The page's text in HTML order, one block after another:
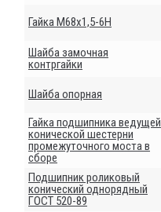
Гайка М68х1,5-6Н
Шайба замочная
контргайки
Шайба опорная
Гайка подшипника ведущей
конической шестерни
промежуточного моста в
сборе
Подшипник роликовый
конический однорядный
ГОСТ 520-89